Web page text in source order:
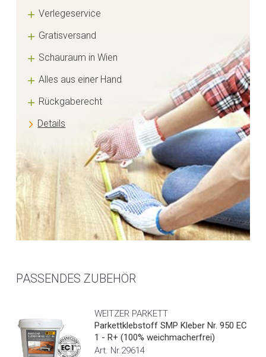
Verlegeservice
Gratisversand
Schauraum in Wien
Alles aus einer Hand
Rückgaberecht
Details
PASSENDES ZUBEHÖR
WEITZER PARKETT
Parkettklebstoff SMP Kleber Nr. 950 EC
1 - R+ (100% weichmacherfrei)
Art. Nr.29614